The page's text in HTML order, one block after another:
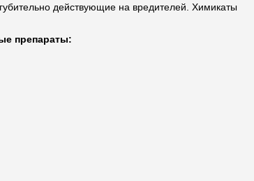
действующие на вредителей. Химикаты
препараты: